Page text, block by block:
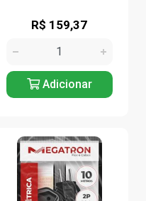
R$ 159,37
Adicionar